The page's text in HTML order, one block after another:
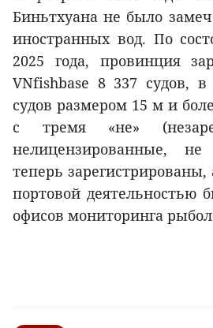
Биньтхуана не было
иностранных вод. По
2025 года, провинция
VNfishbase 8 337 судов,
судов размером 15 м и
с тремя «не»
нелицензированные, не
теперь зарегистрированы,
портовой деятельностью
офисов мониторинга